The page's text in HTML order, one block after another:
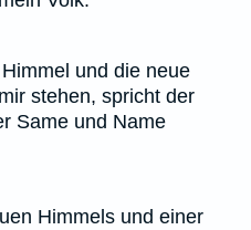
und die neue
stehen, spricht der
Same und Name
Himmels und einer